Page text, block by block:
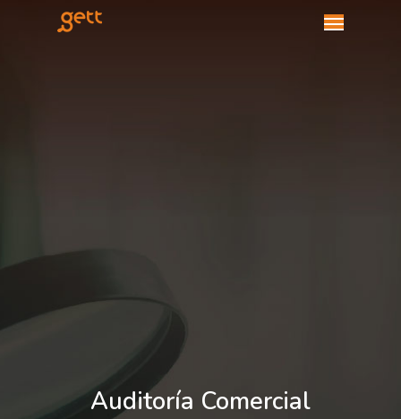
Auditoría Comercial